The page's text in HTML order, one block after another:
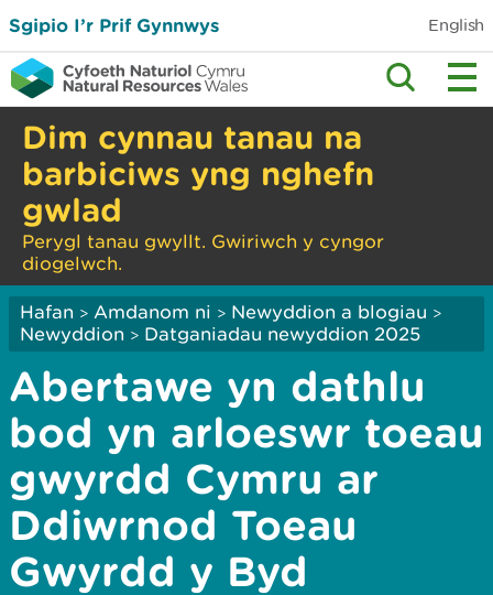
Sgipio I’r Prif Gynnwys English
Dim cynnau tanau na
barbiciws yng nghefn
gwlad
Perygl tanau gwyllt. Gwiriwch y cyngor
diogelwch.
Hafan > Amdanom ni > Newyddion a blogiau >
Newyddion > Datganiadau newyddion 2025
Abertawe yn dathlu
bod yn arloeswr toeau
gwyrdd Cymru ar
Ddiwrnod Toeau
Gwyrdd y Byd